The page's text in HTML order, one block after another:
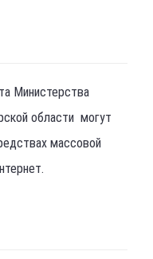
Министерства
области могут
массовой